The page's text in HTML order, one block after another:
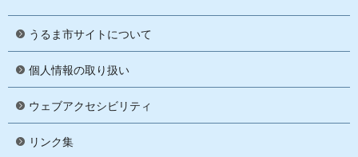
うるま市サイトについて
個人情報の取り扱い
ウェブアクセシビリティ
リンク集